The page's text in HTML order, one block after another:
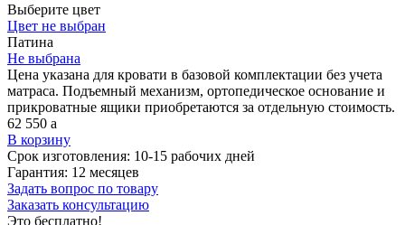
Выберите цвет
Цвет не выбран
Патина
Не выбрана
Цена указана для кровати в базовой комплектации без учета
матраса. Подъемный механизм, ортопедическое основание и
прикроватные ящики приобретаются за отдельную стоимость.
62 550 a
В корзину
Срок изготовления: 10-15 рабочих дней
Гарантия: 12 месяцев
Задать вопрос по товару
Заказать консультацию
Это бесплатно!